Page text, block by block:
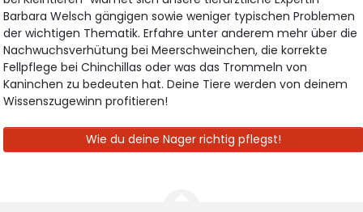
Barbara Welsch gängigen sowie weniger typischen Problemen
der wichtigen Thematik. Erfahre unter anderem mehr über die
Nachwuchsverhütung bei Meerschweinchen, die korrekte
Fellpflege bei Chinchillas oder was das Trommeln von
Kaninchen zu bedeuten hat. Deine Tiere werden von deinem
Wissenszugewinn profitieren!
Wie du deine Nager richtig pflegst!